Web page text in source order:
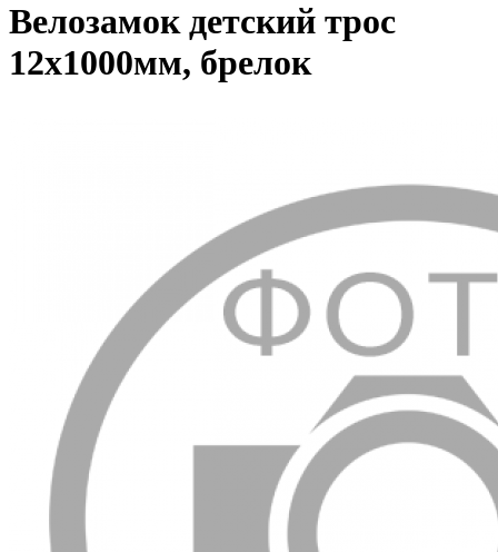
Велозамок детский трос
12х1000мм, брелок